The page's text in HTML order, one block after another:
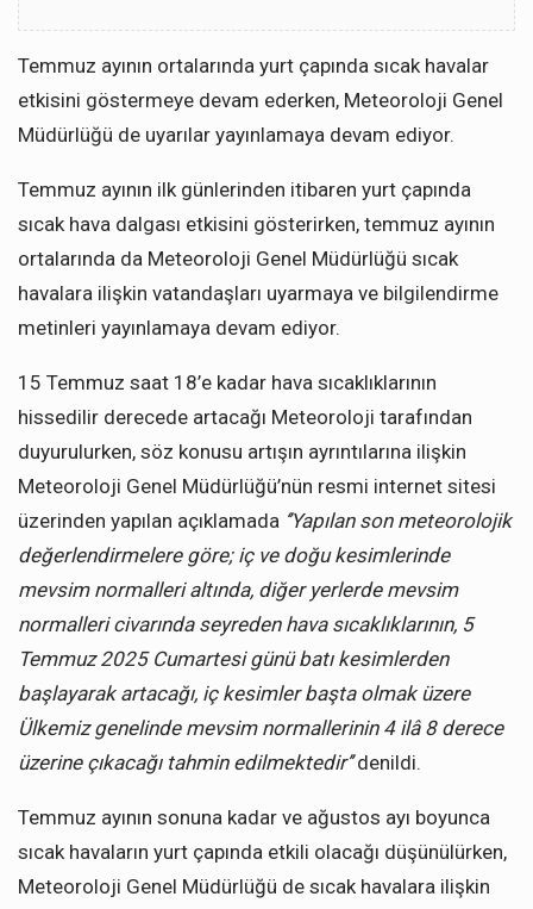
Temmuz ayının ortalarında yurt çapında sıcak havalar
etkisini göstermeye devam ederken, Meteoroloji Genel
Müdürlüğü de uyarılar yayınlamaya devam ediyor.
Temmuz ayının ilk günlerinden itibaren yurt çapında
sıcak hava dalgası etkisini gösterirken, temmuz ayının
ortalarında da Meteoroloji Genel Müdürlüğü sıcak
havalara ilişkin vatandaşları uyarmaya ve bilgilendirme
metinleri yayınlamaya devam ediyor.
15 Temmuz saat 18’e kadar hava sıcaklıklarının
hissedilir derecede artacağı Meteoroloji tarafından
duyurulurken, söz konusu artışın ayrıntılarına ilişkin
Meteoroloji Genel Müdürlüğü’nün resmi internet sitesi
üzerinden yapılan açıklamada ‘’Yapılan son meteorolojik
değerlendirmelere göre; iç ve doğu kesimlerinde
mevsim normalleri altında, diğer yerlerde mevsim
normalleri civarında seyreden hava sıcaklıklarının, 5
Temmuz 2025 Cumartesi günü batı kesimlerden
başlayarak artacağı, iç kesimler başta olmak üzere
Ülkemiz genelinde mevsim normallerinin 4 ilâ 8 derece
üzerine çıkacağı tahmin edilmektedir’’denildi.
Temmuz ayının sonuna kadar ve ağustos ayı boyunca
sıcak havaların yurt çapında etkili olacağı düşünülürken,
Meteoroloji Genel Müdürlüğü de sıcak havalara ilişkin